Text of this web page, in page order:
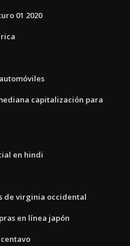
01 2020
capitalización para
en hindi
de virginia occidental
en línea japón